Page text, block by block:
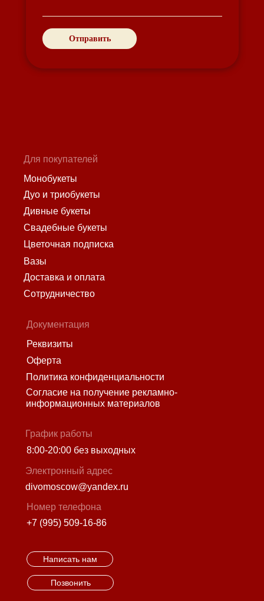
Отправить
Доставка и оплата
Сотрудничество
Цветочная подписка
Вазы
Свадебные букеты
Дивные букеты
Позвонить
Написать нам
Дуо и триобукеты
Монобукеты
Для покупателей
Реквизиты
Политика конфиденциальности
Согласие на получение рекламно-
информационных материалов
Оферта
8:00-20:00 без выходных
divomoscow@yandex.ru
+7 (995) 509-16-86
Электронный адрес
Номер телефона
График работы
Документация